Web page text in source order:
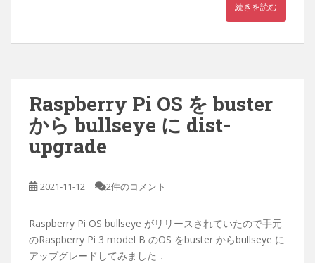
続きを読む
Raspberry Pi OS を buster
から bullseye に dist-
upgrade
2021-11-12 2件のコメント
Raspberry Pi OS bullseye がリリースされていたので手元
のRaspberry Pi 3 model B のOS をbuster からbullseye に
アップグレードしてみました．